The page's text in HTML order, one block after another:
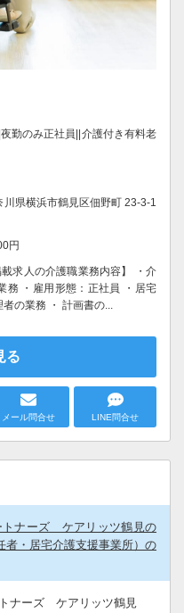
勤のみ正社員||介護付き有料老
県横浜市鶴見区佃野町 23-3-1
円
求人の介護職業務内容】 ・介
務 ・雇用形態：正社員 ・居宅
の業務 ・ 計画書の...
る
メール問合せ LINE問合せ
トナーズ ケアリッツ鶴見の
者・居宅介護支援事業所）の
ナーズ ケアリッツ鶴見